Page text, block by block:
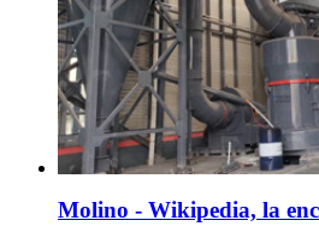
Molino - Wikipedia, la